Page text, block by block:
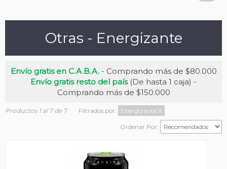
Otras - Energizante
Envío gratis en C.A.B.A.- Comprando más de $80.000
Envío gratis resto del país(De hasta 1 caja) -
Comprando más de $150.000
Productos 1 al 7 de 7 Filtrados por: Energizante X
Ordenar Por: